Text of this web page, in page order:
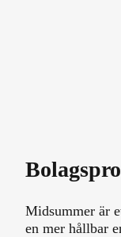
Midsummer är
en mer hållbar